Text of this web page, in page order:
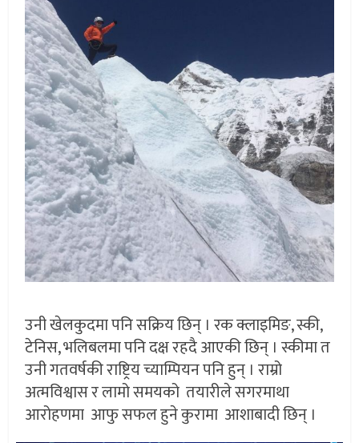
उनी खेलकुदमा पनि सक्रिय छिन् । रक क्लाइमिङ, स्की,
टेनिस, भलिबलमा पनि दक्ष रहदै आएकी छिन् । स्कीमा त
उनी गतवर्षकी राष्ट्रिय च्याम्पियन पनि हुन् । राम्रो
अत्मविश्वास र लामो समयको तयारीले सगरमाथा
आरोहणमा आफु सफल हुने कुरामा आशाबादी छिन् ।